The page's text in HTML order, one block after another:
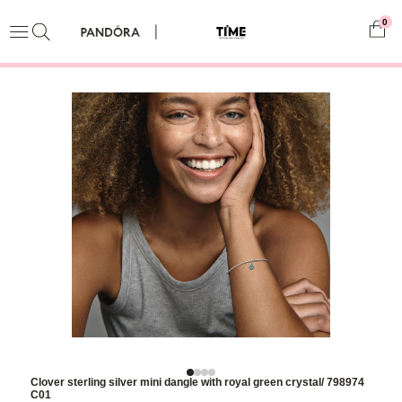
0
Clover sterling silver mini dangle with royal green crystal/ 798974
C01